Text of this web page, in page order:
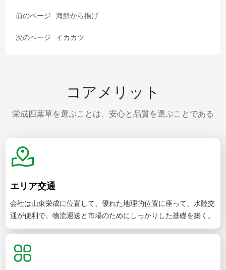
前のページ 海鮮から揚げ
次のページ イカカツ
コアメリット
栄成四葉草を選ぶことは、安心と品質を選ぶことである
エリア交通
会社は山東栄成に位置して、優れた地理的位置に座って、水陸交
通が便利で、物流運送と市場のためにしっかりした基礎を築く。